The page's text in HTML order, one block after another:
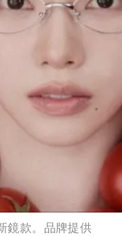
鏡款。品牌提供